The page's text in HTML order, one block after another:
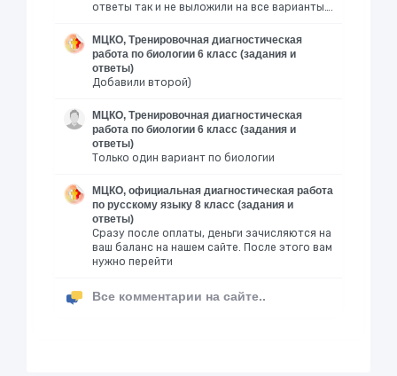
ответы так и не выложили на все варианты….
МЦКО, Тренировочная диагностическая
работа по биологии 6 класс (задания и
ответы)
Добавили второй)
МЦКО, Тренировочная диагностическая
работа по биологии 6 класс (задания и
ответы)
Только один вариант по биологии
МЦКО, официальная диагностическая работа
по русскому языку 8 класс (задания и
ответы)
Сразу после оплаты, деньги зачисляются на
ваш баланс на нашем сайте. После этого вам
нужно перейти
Все комментарии на сайте..